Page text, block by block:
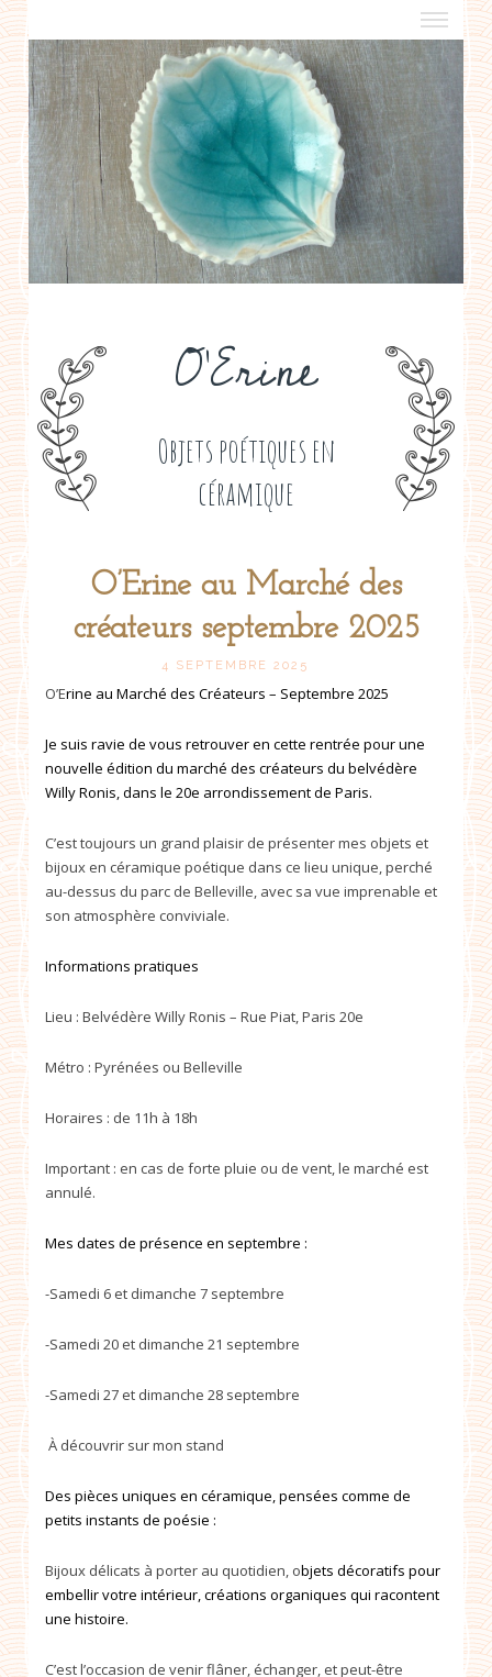
O'Erine
Objets poétiques en
céramique
a propos
boutiques de créateurs
contact
politique de confidentialité
O’Erine au Marché des
créateurs septembre 2025
4 SEPTEMBRE 2025
O’Erine au Marché des Créateurs – Septembre 2025
Je suis ravie de vous retrouver en cette rentrée pour une
nouvelle édition du marché des créateurs du belvédère
Willy Ronis, dans le 20e arrondissement de Paris.
C’est toujours un grand plaisir de présenter mes objets et
bijoux en céramique poétique dans ce lieu unique, perché
au-dessus du parc de Belleville, avec sa vue imprenable et
son atmosphère conviviale.
Informations pratiques
Lieu : Belvédère Willy Ronis – Rue Piat, Paris 20e
Métro : Pyrénées ou Belleville
Horaires : de 11h à 18h
Important : en cas de forte pluie ou de vent, le marché est
annulé.
Mes dates de présence en septembre :
-Samedi 6 et dimanche 7 septembre
-Samedi 20 et dimanche 21 septembre
-Samedi 27 et dimanche 28 septembre
À découvrir sur mon stand
Des pièces uniques en céramique, pensées comme de
petits instants de poésie :
Bijoux délicats à porter au quotidien, objets décoratifs pour
embellir votre intérieur,créations organiques qui racontent
une histoire.
C’est l’occasion de venir flâner, échanger, et peut-être
Post
navigation